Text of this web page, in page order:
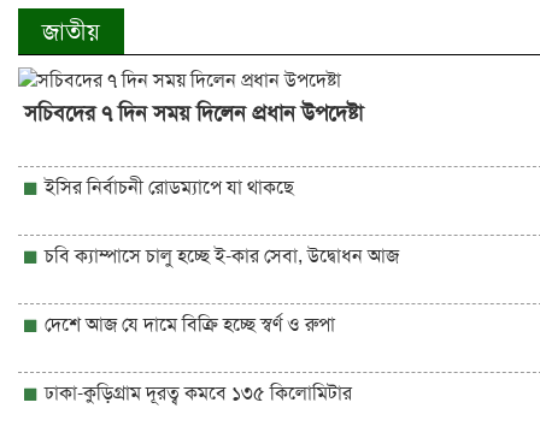
জাতীয়
সচিবদের ৭ দিন সময় দিলেন প্রধান উপদেষ্টা
ইসির নির্বাচনী রোডম্যাপে যা থাকছে
চবি ক্যাম্পাসে চালু হচ্ছে ই-কার সেবা, উদ্বোধন আজ
দেশে আজ যে দামে বিক্রি হচ্ছে স্বর্ণ ও রুপা
ঢাকা-কুড়িগ্রাম দূরত্ব কমবে ১৩৫ কিলোমিটার